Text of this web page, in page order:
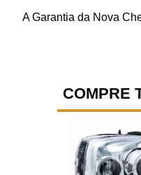
A Garantia da Nova
COMPRE